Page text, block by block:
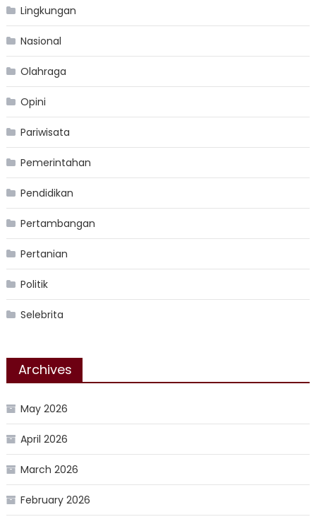
Lingkungan
Nasional
Olahraga
Opini
Pariwisata
Pemerintahan
Pendidikan
Pertambangan
Pertanian
Politik
Selebrita
Archives
May 2026
April 2026
March 2026
February 2026